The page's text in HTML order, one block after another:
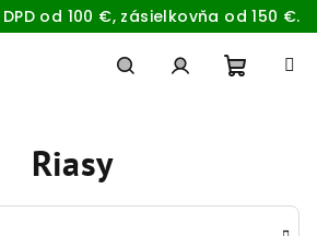
DPD od 100 €, zásielkovňa od 150 €.
Riasy